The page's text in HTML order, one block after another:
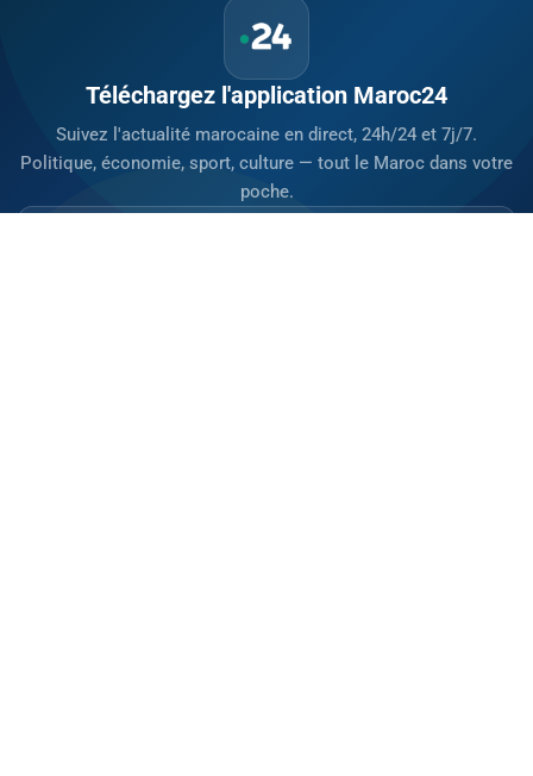
Téléchargez l'application Maroc24
Suivez l'actualité marocaine en direct, 24h/24 et 7j/7.
Politique, économie, sport, culture — tout le Maroc dans votre
poche.